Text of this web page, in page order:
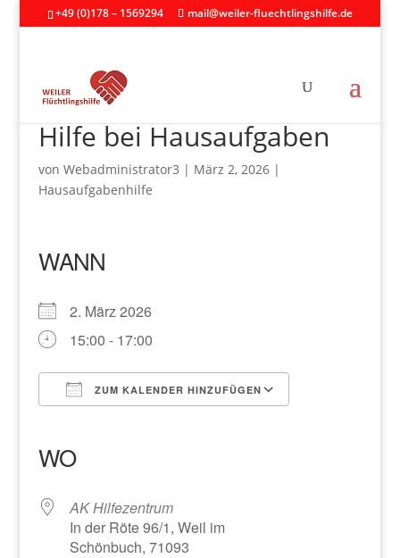
+49 (0)178 – 1569294 mail@weiler-fluechtlingshilfe.de
Hilfe bei Hausaufgaben
von Webadministrator3 | März 2, 2026|
Hausaufgabenhilfe
WANN
2. März 2026
15:00 - 17:00
ZUM KALENDER HINZUFÜGEN
WO
AK Hilfezentrum
In der Röte 96/1, Weil im
Schönbuch, 71093